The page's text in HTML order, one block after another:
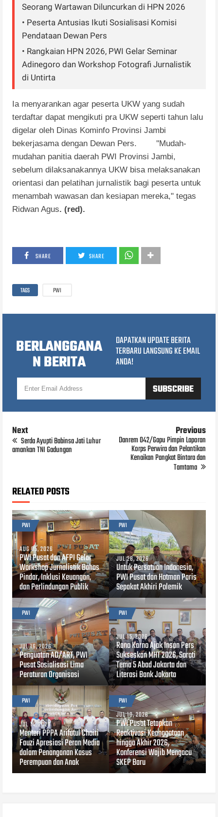
Seorang Wartawan Diluncurkan di HPN 2026
• Peserta Antusias Ikuti Sosialisasi Komisi
Pendataan Dewan Pers
• Rangkaian HPN 2026, PWI Gelar Seminar
Adinegoro dan Workshop Fotografi Jurnalistik
di Untirta
Ia menyarankan agar peserta UKW yang sudah
terdaftar dapat mengikuti pra UKW seperti tahun lalu
digelar oleh Dinas Kominfo Provinsi Jambi
bekerjasama dengan Dewan Pers. ''Mudah-
mudahan panitia daerah PWI Provinsi Jambi,
sebelum dilaksanakannya UKW bisa melaksanakan
orientasi dan pelatihan jurnalistik bagi peserta untuk
menambah wawasan dan kesiapan mereka," tegas
Ridwan Agus. (red).
SHARE SHARE
TAGS PWI
BERLANGGANA
N BERITA
DAPATKAN UPDATE BERITA
TERBARU LANGSUNG KE EMAIL
ANDA!
Next
Serda Ayupti Babinsa Jati Luhur
amankan TNI Gadungan
Previous
Danrem 042/Gapu Pimpin Laporan
Korps Perwira dan Pelantikan
Kenaikan Pangkat Bintara dan
Tamtama
RELATED POSTS
PWI
AUG 05, 2026
PWI Pusat dan AFPI Gelar
Workshop Jurnalistik Bahas
Pindar, Inklusi Keuangan,
dan Perlindungan Publik
PWI
JUL 28, 2026
Untuk Persatuan Indonesia,
PWI Pusat dan Hotman Paris
Sepakat Akhiri Polemik
PWI
JUL 16, 2026
Penguatan AD/ART, PWI
Pusat Sosialisasi Lima
Peraturan Organisasi
PWI
JUL 15, 2026
Rano Karno Ajak Insan Pers
Sukseskan MHT 2026, Soroti
Tema 5 Abad Jakarta dan
Literasi Bank Jakarta
PWI
JUL 14, 2026
Menteri PPPA Arifatul Choiri
Fauzi Apresiasi Peran Media
dalam Penanganan Kasus
Perempuan dan Anak
PWI
JUL 10, 2026
PWI Pusat Tetapkan
Reaktivasi Keanggotaan
hingga Akhir 2026,
Konferensi Wajib Mengacu
SKEP Baru